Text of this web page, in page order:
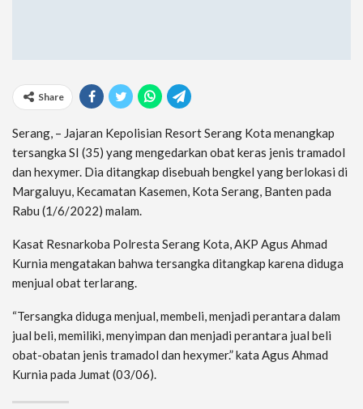
Share
Serang, – Jajaran Kepolisian Resort Serang Kota menangkap
tersangka SI (35) yang mengedarkan obat keras jenis tramadol
dan hexymer. Dia ditangkap disebuah bengkel yang berlokasi di
Margaluyu, Kecamatan Kasemen, Kota Serang, Banten pada
Rabu (1/6/2022) malam.
Kasat Resnarkoba Polresta Serang Kota, AKP Agus Ahmad
Kurnia mengatakan bahwa tersangka ditangkap karena diduga
menjual obat terlarang.
“Tersangka diduga menjual, membeli, menjadi perantara dalam
jual beli, memiliki, menyimpan dan menjadi perantara jual beli
obat-obatan jenis tramadol dan hexymer.” kata Agus Ahmad
Kurnia pada Jumat (03/06).